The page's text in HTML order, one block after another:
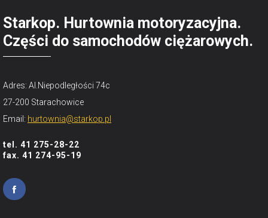
Starkop. Hurtownia motoryzacyjna.
Części do samochodów ciężarowych.
Adres: Al.Niepodległości 74c
27-200 Starachowice
Email: hurtownia@starkop.pl
tel. 41 275-28-22
fax. 41 274-95-19